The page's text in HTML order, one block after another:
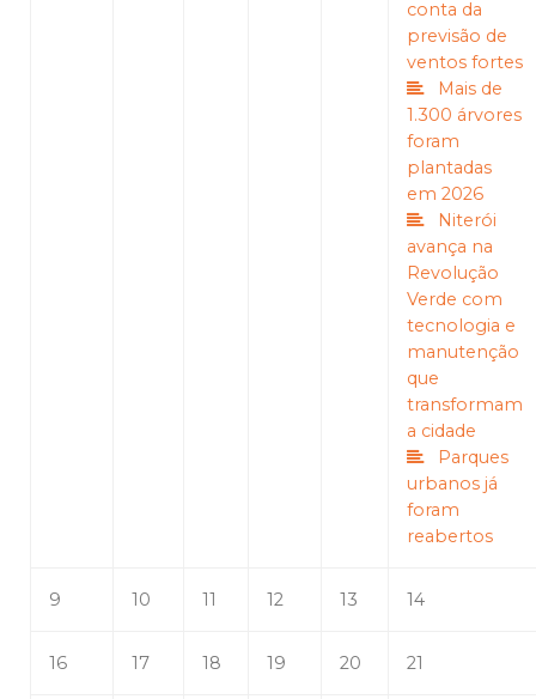
conta da
previsão de
ventos fortes
Mais de
1.300 árvores
foram
plantadas
em 2026
Niterói
avança na
Revolução
Verde com
tecnologia e
manutenção
que
transformam
a cidade
Parques
urbanos já
foram
reabertos
9 10 11 12 13 14
16 17 18 19 20 21